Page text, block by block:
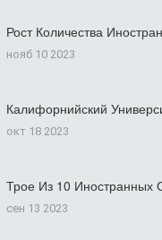
Рост Количества
нояб 10 2023
Калифорнийский
окт 18 2023
Трое Из 10 Иностранных
сен 13 2023